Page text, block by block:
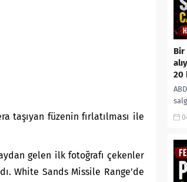
taşıyan füzenin fırlatılması ile
gelen ilk fotoğrafı çekenler
White Sands Missile Range’de
Bir
20